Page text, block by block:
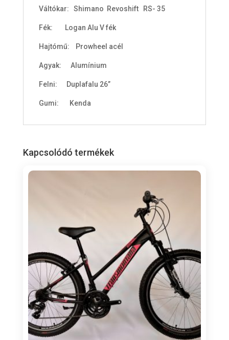
Váltókar: Shimano Revoshift RS- 35
Fék: Logan Alu V fék
Hajtómű: Prowheel acél
Agyak: Alumínium
Felni: Duplafalu 26”
Gumi: Kenda
Kapcsolódó termékek